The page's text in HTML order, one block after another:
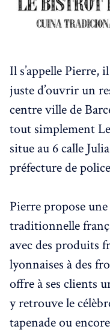
Il s’appelle
juste d’ouvrir un
centre ville de
tout simplement
situe au 6 calle
préfecture de
Pierre propose
traditionnelle
avec des produits
lyonnaises à des
offre à ses clients
y retrouve le
tapenade ou